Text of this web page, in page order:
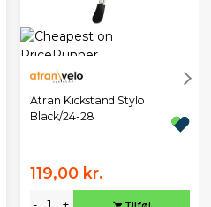
Atran Kickstand Stylo
Black/24-28
119,00 kr.